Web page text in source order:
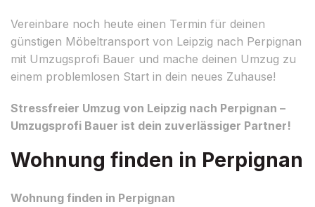
Vereinbare noch heute einen Termin für deinen
günstigen Möbeltransport von Leipzig nach Perpignan
mit Umzugsprofi Bauer und mache deinen Umzug zu
einem problemlosen Start in dein neues Zuhause!
Stressfreier Umzug von Leipzig nach Perpignan –
Umzugsprofi Bauer ist dein zuverlässiger Partner!
Wohnung finden in Perpignan
Wohnung finden in Perpignan